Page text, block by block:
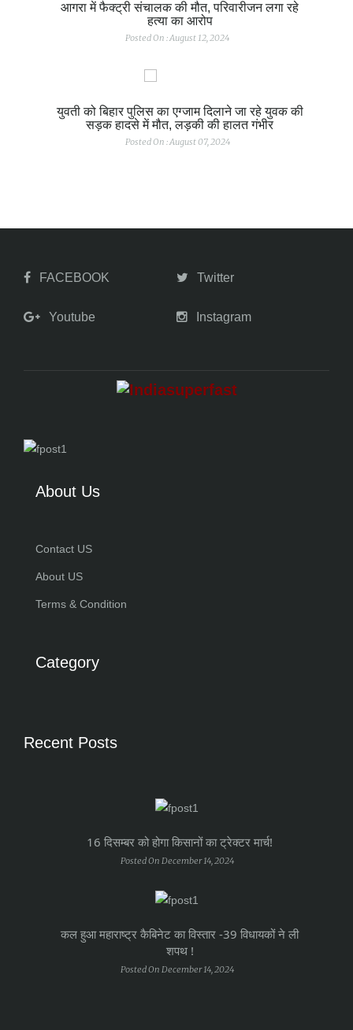
आगरा में फैक्ट्री संचालक की मौत, परिवारीजन लगा रहे
हत्या का आरोप
Posted On : August 12, 2024
युवती को बिहार पुलिस का एग्जाम दिलाने जा रहे युवक की
सड़क हादसे में मौत, लड़की की हालत गंभीर
Posted On : August 07, 2024
FACEBOOK Twitter
Youtube Instagram
About Us
Contact US
About US
Terms & Condition
Category
Recent Posts
16 दिसम्बर को होगा किसानों का ट्रेक्टर मार्च!
Posted On December 14, 2024
कल हुआ महाराष्ट्र कैबिनेट का विस्तार -39 विधायकों ने ली
शपथ !
Posted On December 14, 2024